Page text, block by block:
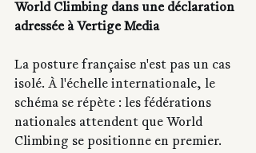
World Climbing dans une déclaration
adressée à Vertige Media
La posture française n'est pas un cas
isolé. À l'échelle internationale, le
schéma se répète : les fédérations
nationales attendent que World
Climbing se positionne en premier.